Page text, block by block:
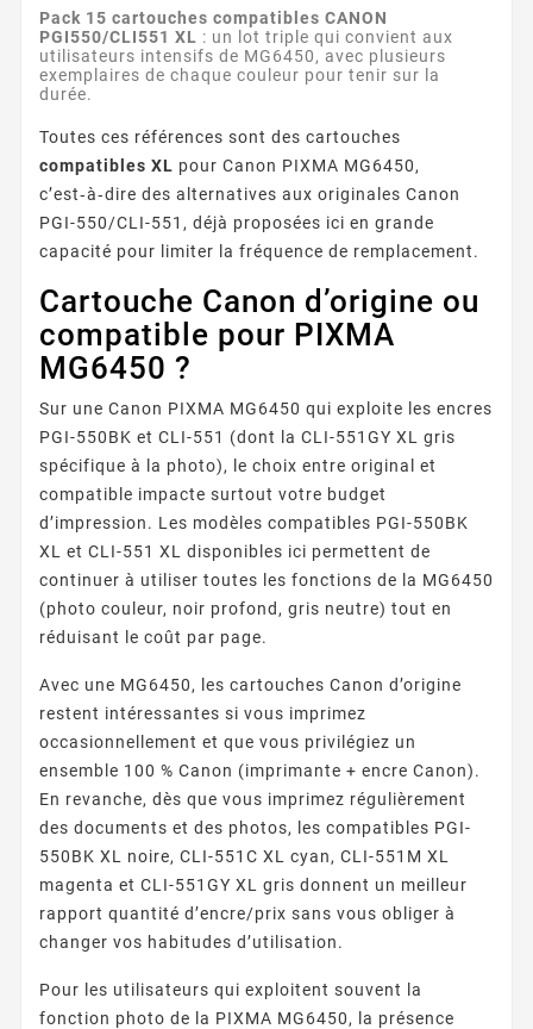
Pack 15 cartouches compatibles CANON
PGI550/CLI551 XL : un lot triple qui convient aux
utilisateurs intensifs de MG6450, avec plusieurs
exemplaires de chaque couleur pour tenir sur la
durée.
Toutes ces références sont des cartouches
compatibles XL pour Canon PIXMA MG6450,
c’est‑à‑dire des alternatives aux originales Canon
PGI-550/CLI-551, déjà proposées ici en grande
capacité pour limiter la fréquence de remplacement.
Cartouche Canon d’origine ou
compatible pour PIXMA
MG6450 ?
Sur une Canon PIXMA MG6450 qui exploite les encres
PGI-550BK et CLI-551 (dont la CLI-551GY XL gris
spécifique à la photo), le choix entre original et
compatible impacte surtout votre budget
d’impression. Les modèles compatibles PGI-550BK
XL et CLI-551 XL disponibles ici permettent de
continuer à utiliser toutes les fonctions de la MG6450
(photo couleur, noir profond, gris neutre) tout en
réduisant le coût par page.
Avec une MG6450, les cartouches Canon d’origine
restent intéressantes si vous imprimez
occasionnellement et que vous privilégiez un
ensemble 100 % Canon (imprimante + encre Canon).
En revanche, dès que vous imprimez régulièrement
des documents et des photos, les compatibles PGI-
550BK XL noire, CLI-551C XL cyan, CLI-551M XL
magenta et CLI-551GY XL gris donnent un meilleur
rapport quantité d’encre/prix sans vous obliger à
changer vos habitudes d’utilisation.
Pour les utilisateurs qui exploitent souvent la
fonction photo de la PIXMA MG6450, la présence